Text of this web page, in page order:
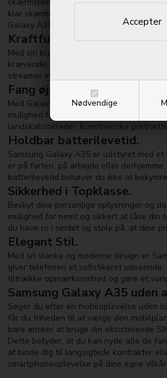
Nødvendige
klar skærm. Uanset om du ser film,
Galaxy A35's skærm tilbyder.
Kraftfuld ydelse.
Med sin kraftfulde octa-core-processor
krævende spil og apps. Du kan glide
streamer indhold eller spiller spil, kan
Fang øjeblikket.
Med Galaxy A35's imponerende
mulighed for at eksperimentere med
landskabsbilleder, kunstneriske
Holdbar batterilevetid.
Samsung Galaxy A35 er udstyret med
er på farten, på arbejde eller
batterilevetid behøver du ikke at
Sikkerhed i Topklasse.
Beskyt dine personlige oplysninger og
mulighed for nemt og sikkert at låse din
du have ro i sindet og stole på, at dine
Elegant Stil.
Med sit slanke og moderne design er
giver telefonen et sofistikeret
tiltrække opmærksomhed og gøre et
Samsung Galaxy A35 uden
Søger du efter en mobiloplevelse uden
får du friheden til at vælge den
bare ønsker at bruge din eksisterende
Dette betyder, at du kan nyde alle de
at binde dig til langsigtede kontrakter
smartphoneoplevelse på dine egne vilkår.